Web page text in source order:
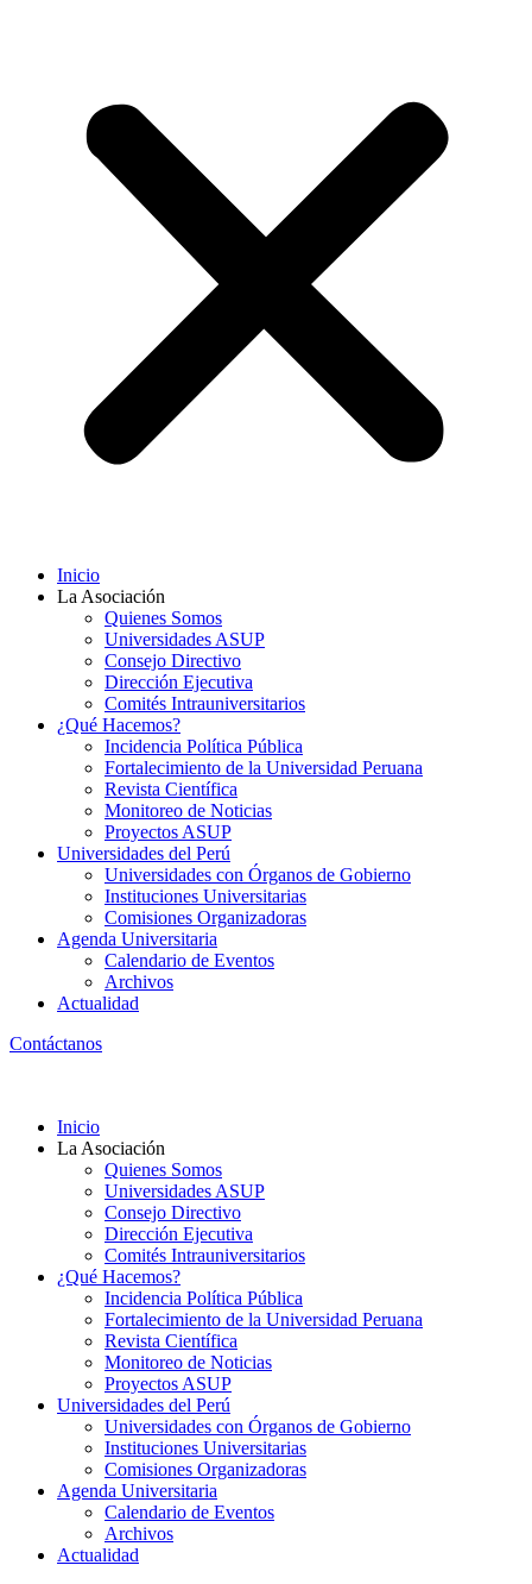
Inicio
La Asociación
Quienes Somos
Universidades ASUP
Consejo Directivo
Dirección Ejecutiva
Comités Intrauniversitarios
¿Qué Hacemos?
Incidencia Política Pública
Fortalecimiento de la Universidad Peruana
Revista Científica
Monitoreo de Noticias
Proyectos ASUP
Universidades del Perú
Universidades con Órganos de Gobierno
Instituciones Universitarias
Comisiones Organizadoras
Agenda Universitaria
Calendario de Eventos
Archivos
Actualidad
Contáctanos
Inicio
La Asociación
Quienes Somos
Universidades ASUP
Consejo Directivo
Dirección Ejecutiva
Comités Intrauniversitarios
¿Qué Hacemos?
Incidencia Política Pública
Fortalecimiento de la Universidad Peruana
Revista Científica
Monitoreo de Noticias
Proyectos ASUP
Universidades del Perú
Universidades con Órganos de Gobierno
Instituciones Universitarias
Comisiones Organizadoras
Agenda Universitaria
Calendario de Eventos
Archivos
Actualidad